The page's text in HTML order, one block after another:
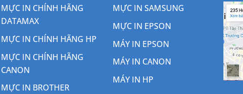
MỰC IN CHÍNH HÃNG
DATAMAX
MỰC IN CHÍNH HÃNG HP
MỰC IN CHÍNH HÃNG
CANON
MỰC IN BROTHER
MỰC IN SAMSUNG
MỰC IN EPSON
MÁY IN EPSON
MÁY IN CANON
MÁY IN HP